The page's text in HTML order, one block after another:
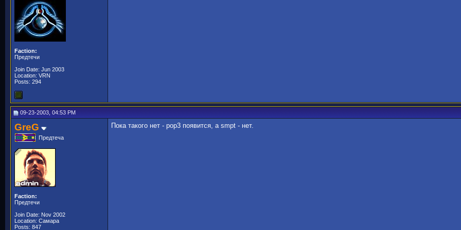
Faction:
Предтечи
Join Date: Jun 2003
Location: VRN
Posts: 294
09-23-2003, 04:53 PM
GreG
Предтеча
Faction:
Предтечи
Join Date: Nov 2002
Location: Самара
Posts: 847
Пока такого нет - pop3 появится, а smpt - нет.